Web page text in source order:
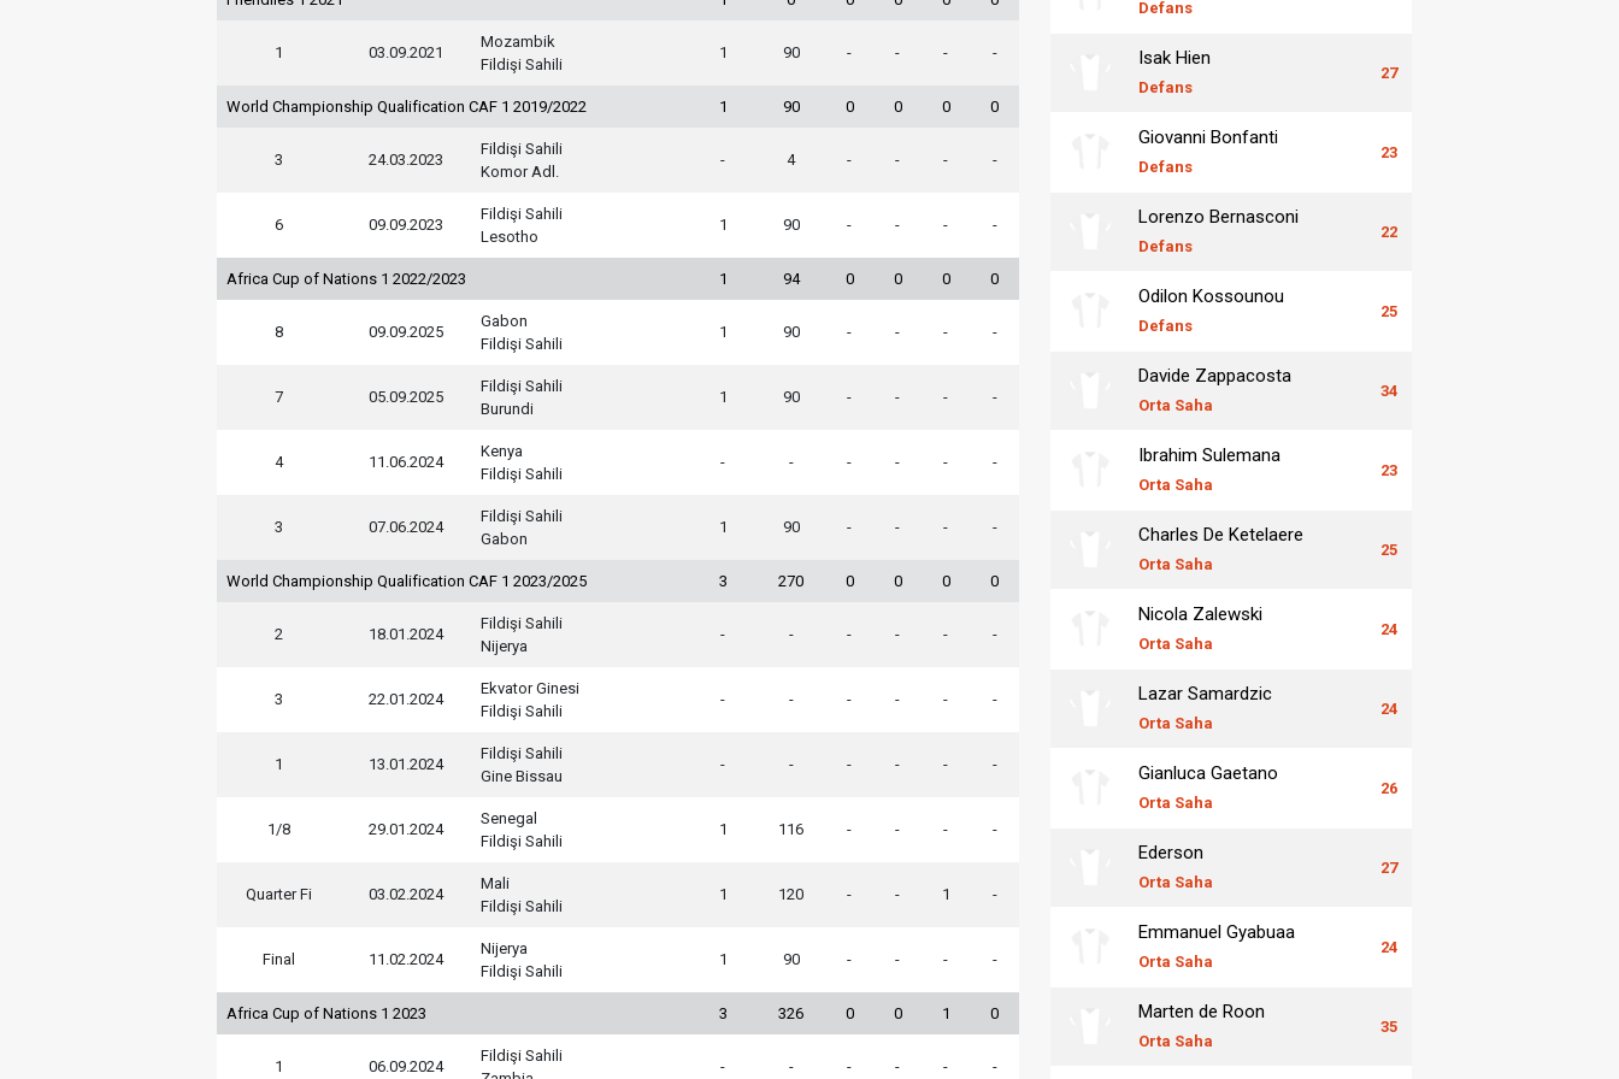
1 03.09.2021
Mozambik
Fildişi Sahili
1 90 - - - -
World Championship Qualification CAF 1 2019/2022 1 90 0 0 0 0
3 24.03.2023
Fildişi Sahili
Komor Adl.
- 4 - - - -
6 09.09.2023
Fildişi Sahili
Lesotho
1 90 - - - -
Africa Cup of Nations 1 2022/2023 1 94 0 0 0 0
8 09.09.2025
Gabon
Fildişi Sahili
1 90 - - - -
7 05.09.2025
Fildişi Sahili
Burundi
1 90 - - - -
4 11.06.2024
Kenya
Fildişi Sahili
- - - - - -
3 07.06.2024
Fildişi Sahili
Gabon
1 90 - - - -
World Championship Qualification CAF 1 2023/2025 3 270 0 0 0 0
2 18.01.2024
Fildişi Sahili
Nijerya
- - - - - -
3 22.01.2024
Ekvator Ginesi
Fildişi Sahili
- - - - - -
1 13.01.2024
Fildişi Sahili
Gine Bissau
- - - - - -
1/8 29.01.2024
Senegal
Fildişi Sahili
1 116 - - - -
Quarter Fi 03.02.2024
Mali
Fildişi Sahili
1 120 - - 1 -
Final 11.02.2024
Nijerya
Fildişi Sahili
1 90 - - - -
Africa Cup of Nations 1 2023 3 326 0 0 1 0
1 06.09.2024
Fildişi Sahili
- - - - - -
Defans
Isak Hien
Defans
27
Giovanni Bonfanti
Defans
23
Lorenzo Bernasconi
Defans
22
Odilon Kossounou
Defans
25
Davide Zappacosta
Orta Saha
34
Ibrahim Sulemana
Orta Saha
23
Charles De Ketelaere
Orta Saha
25
Nicola Zalewski
Orta Saha
24
Lazar Samardzic
Orta Saha
24
Gianluca Gaetano
Orta Saha
26
Ederson
Orta Saha
27
Emmanuel Gyabuaa
Orta Saha
24
Marten de Roon
Orta Saha
35